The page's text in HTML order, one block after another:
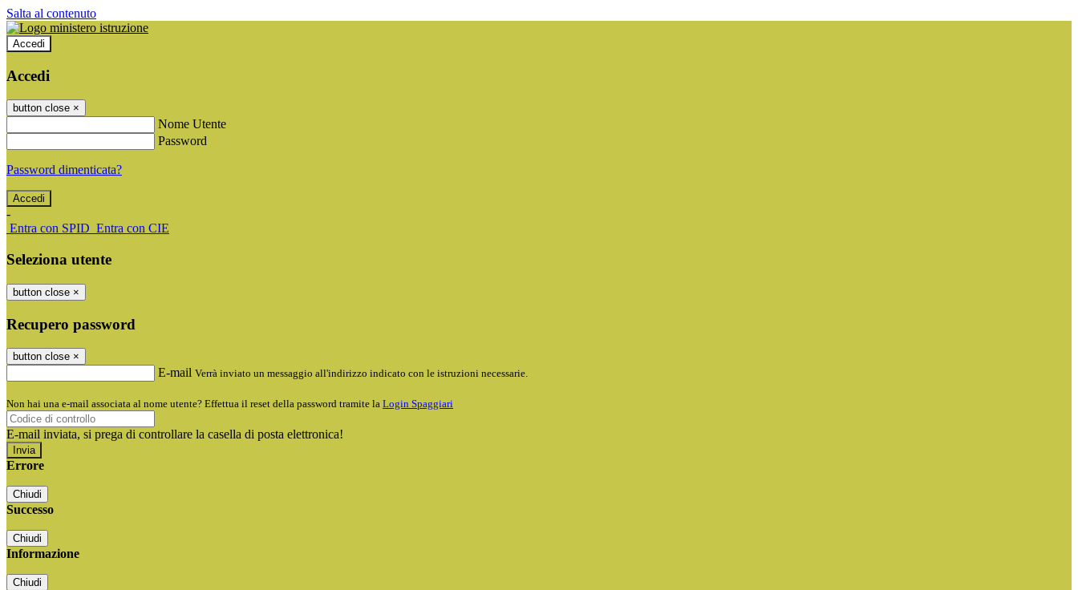
Salta al contenuto
Accedi
Accedi
button close ×
Nome Utente
Password
Password dimenticata?
-
Entra con SPID Entra con CIE
Seleziona utente
button close ×
Recupero password
button close ×
E-mail Verrà inviato un messaggio all'indirizzo indicato con le istruzioni necessarie.
Non hai una e-mail associata al nome utente? Effettua il reset della password tramite la Login Spaggiari
E-mail inviata, si prega di controllare la casella di posta elettronica!
Errore
Chiudi
Successo
Chiudi
Informazione
Chiudi